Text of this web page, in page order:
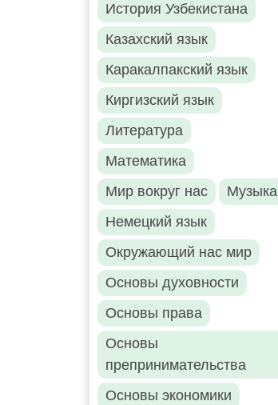
История Узбекистана
Казахский язык
Каракалпакский язык
Киргизский язык
Литература
Математика
Мир вокруг нас
Музыка
Немецкий язык
Окружающий нас мир
Основы духовности
Основы права
Основы
препринимательства
Основы экономики